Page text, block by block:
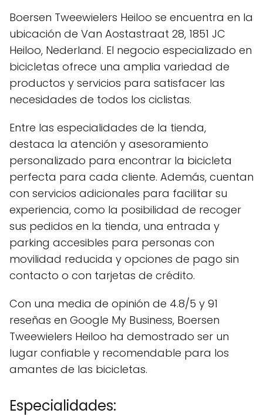
Boersen Tweewielers Heiloo se encuentra en la
ubicación de Van Aostastraat 28, 1851 JC
Heiloo, Nederland. El negocio especializado en
bicicletas ofrece una amplia variedad de
productos y servicios para satisfacer las
necesidades de todos los ciclistas.
Entre las especialidades de la tienda,
destaca la atención y asesoramiento
personalizado para encontrar la bicicleta
perfecta para cada cliente. Además, cuentan
con servicios adicionales para facilitar su
experiencia, como la posibilidad de recoger
sus pedidos en la tienda, una entrada y
parking accesibles para personas con
movilidad reducida y opciones de pago sin
contacto o con tarjetas de crédito.
Con una media de opinión de 4.8/5 y 91
reseñas en Google My Business, Boersen
Tweewielers Heiloo ha demostrado ser un
lugar confiable y recomendable para los
amantes de las bicicletas.
Especialidades: